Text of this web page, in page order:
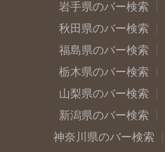
岩手県のバー検索
秋田県のバー検索
福島県のバー検索
栃木県のバー検索
山梨県のバー検索
新潟県のバー検索
神奈川県のバー検索